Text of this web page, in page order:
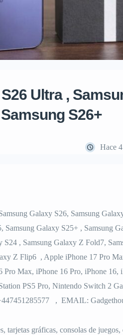
Ultra ,
S26+
Hace
Galaxy S26, Samsung
Samsung Galaxy S25+ , Samsung
S24 , Samsung Galaxy Z Fold7,
Z Flip6 , Apple iPhone 17 Pro
Max, iPhone 16 Pro, iPhone 16,
PS5 Pro, Nintendo Switch 2
, EMAIL:
tarjetas gráficas, consolas de juegos,